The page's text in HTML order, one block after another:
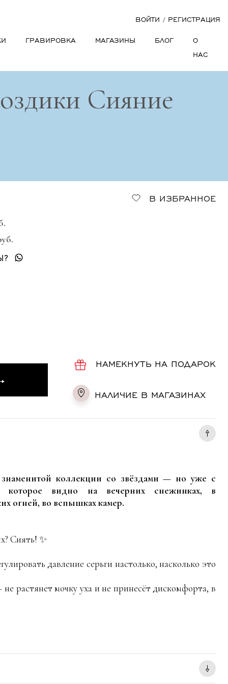
ВОЙТИ / РЕГИСТРАЦИЯ
ГРАВИРОВКА МАГАЗИНЫ БЛОГ
О
НАС
Сияние
В ИЗБРАННОЕ
НАМЕКНУТЬ НА ПОДАРОК
НАЛИЧИЕ В МАГАЗИНАХ
коллекции со звёздами — но уже с
которое видно на вечерних снежинках, в
огней, во вспышках камер.
Сиять! ✨
давление серьги настолько, насколько это
растянет мочку уха и не принесёт дискомфорта, в